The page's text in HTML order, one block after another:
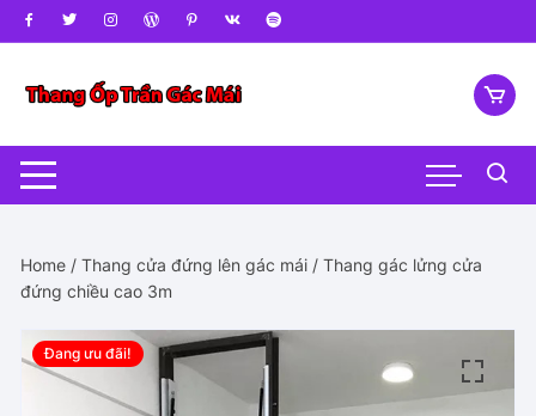
Chuyển
tới
dung
Home /Thang cửa đứng lên gác mái / Thang gác lửng cửa
đứng chiều cao 3m
Đang ưu đãi!